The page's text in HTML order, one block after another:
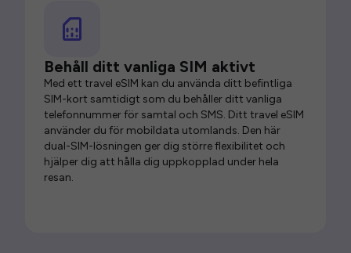
Behåll ditt vanliga SIM aktivt
Med ett travel eSIM kan du använda ditt befintliga
SIM-kort samtidigt som du behåller ditt vanliga
telefonnummer för samtal och SMS. Ditt travel eSIM
använder du för mobildata utomlands. Den här
dual-SIM-lösningen ger dig större flexibilitet och
hjälper dig att hålla dig uppkopplad under hela
resan.